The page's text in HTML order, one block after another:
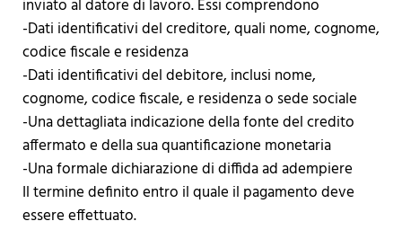
inviato al datore di lavoro. Essi comprendono
-Dati identificativi del creditore, quali nome, cognome,
codice fiscale e residenza
-Dati identificativi del debitore, inclusi nome,
cognome, codice fiscale, e residenza o sede sociale
-Una dettagliata indicazione della fonte del credito
affermato e della sua quantificazione monetaria
-Una formale dichiarazione di diffida ad adempiere
Il termine definito entro il quale il pagamento deve
essere effettuato.